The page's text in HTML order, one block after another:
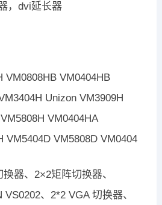
，dvi延长器
VM0808HB VM0404HB
Unizon VM3909H
VM0404HA
VM5404D VM5808D VM0404
器、2×2矩阵切换器、
、2*2 VGA 切换器、